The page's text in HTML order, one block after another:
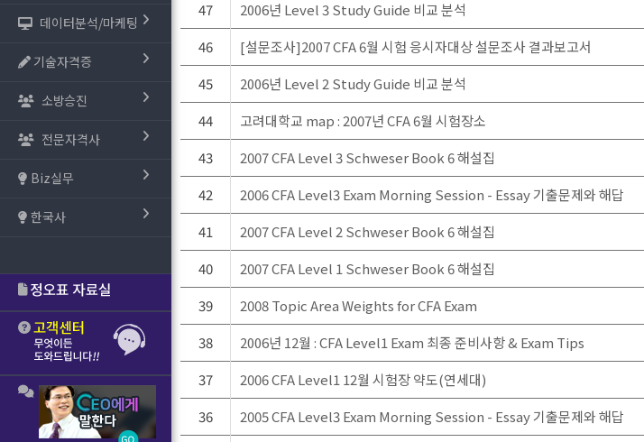
데이터분석/마케팅
기술자격증
소방승진
전문자격사
Biz실무
한국사
47
2006년 Level 3 Study Guide 비교 분석
46
[설문조사]2007 CFA 6월 시험 응시자대상 설문조사 결과보고서
45
2006년 Level 2 Study Guide 비교 분석
44
고려대학교 map : 2007년 CFA 6월 시험장소
43
2007 CFA Level 3 Schweser Book 6 해설집
42
2006 CFA Level3 Exam Morning Session - Essay 기출문제와 해답
41
2007 CFA Level 2 Schweser Book 6 해설집
40
2007 CFA Level 1 Schweser Book 6 해설집
39
2008 Topic Area Weights for CFA Exam
38
2006년 12월 : CFA Level1 Exam 최종 준비사항 & Exam Tips
37
2006 CFA Level1 12월 시험장 약도(연세대)
36
2005 CFA Level3 Exam Morning Session - Essay 기출문제와 해답